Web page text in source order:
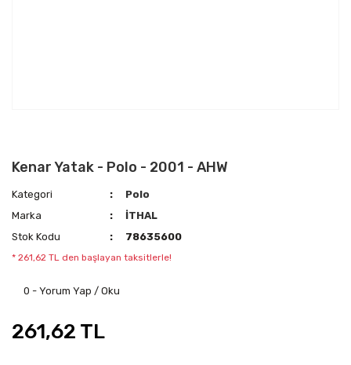
Kenar Yatak - Polo - 2001 - AHW
Kategori
Polo
Marka
İTHAL
Stok Kodu
78635600
* 261,62 TL den başlayan taksitlerle!
0 - Yorum Yap / Oku
261,62 TL